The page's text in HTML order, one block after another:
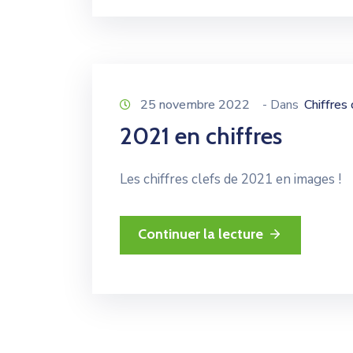
25 novembre 2022 - Dans Chiffres
2021 en chiffres
Les chiffres clefs de 2021 en images !
Continuer la lecture